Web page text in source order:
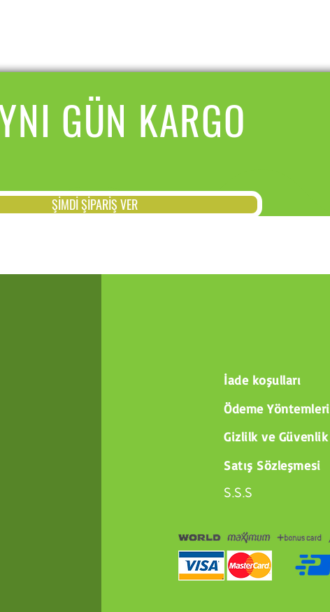
GÜN KARGO
ŞİMDİ ŞİPARİŞ VER
İade koşulları
Ödeme Yöntemleri
Gizlilk ve Güvenlik
Satış Sözleşmesi
S.S.S